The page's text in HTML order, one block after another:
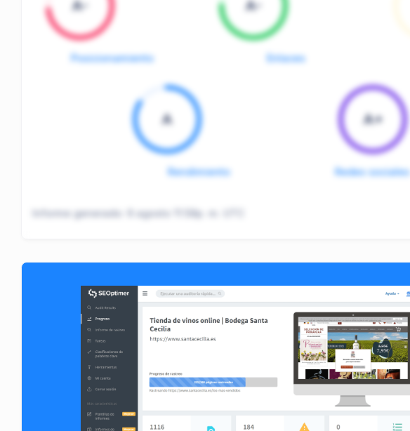
A-
Posicionamiento
A-
Enlaces
A
Rendimiento
A+
Redes sociales
Informe generado: 6 agosto 11:58p. m. UTC